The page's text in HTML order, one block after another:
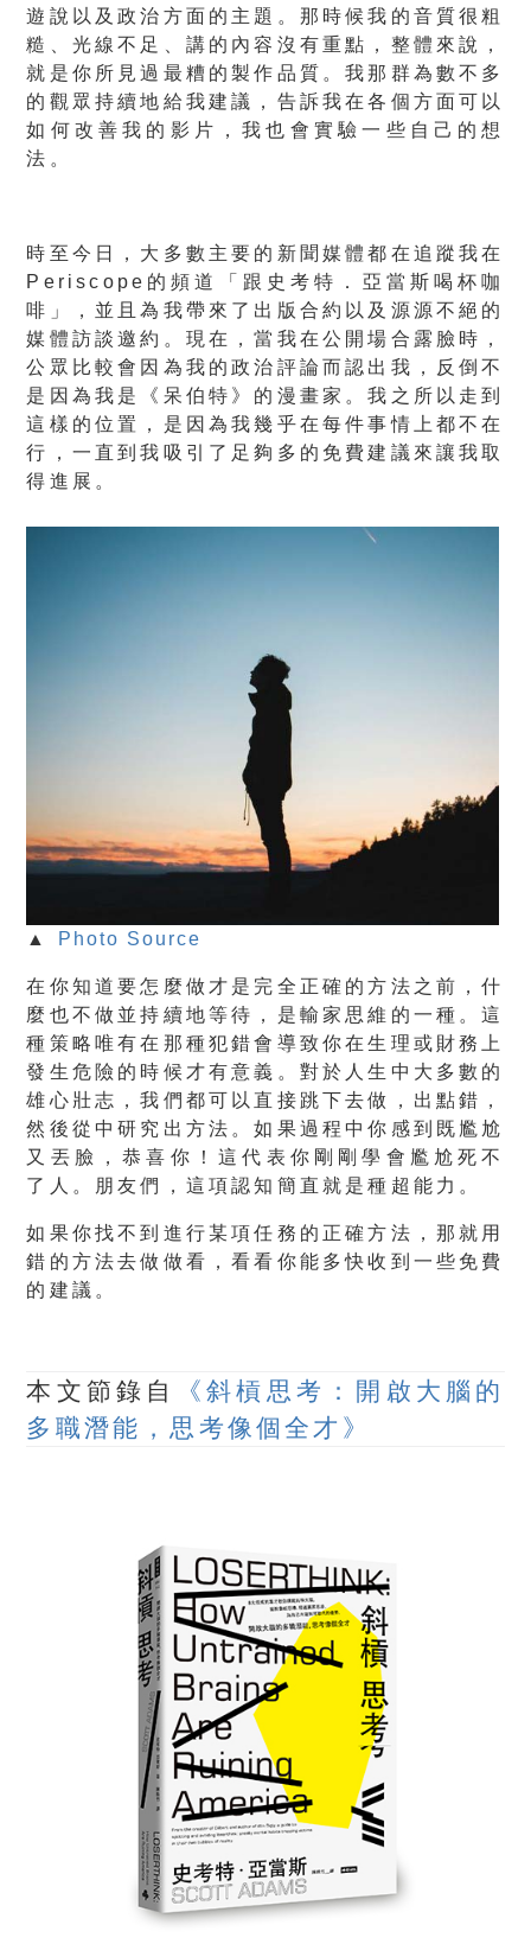
遊說以及政治方面的主題。那時候我的音質很粗
糙、光線不足、講的內容沒有重點，整體來說，
就是你所見過最糟的製作品質。我那群為數不多
的觀眾持續地給我建議，告訴我在各個方面可以
如何改善我的影片，我也會實驗一些自己的想
法。
時至今日，大多數主要的新聞媒體都在追蹤我在
Periscope的頻道「跟史考特．亞當斯喝杯咖
啡」，並且為我帶來了出版合約以及源源不絕的
媒體訪談邀約。現在，當我在公開場合露臉時，
公眾比較會因為我的政治評論而認出我，反倒不
是因為我是《呆伯特》的漫畫家。我之所以走到
這樣的位置，是因為我幾乎在每件事情上都不在
行，一直到我吸引了足夠多的免費建議來讓我取
得進展。
▲ Photo Source
在你知道要怎麼做才是完全正確的方法之前，什
麼也不做並持續地等待，是輸家思維的一種。這
種策略唯有在那種犯錯會導致你在生理或財務上
發生危險的時候才有意義。對於人生中大多數的
雄心壯志，我們都可以直接跳下去做，出點錯，
然後從中研究出方法。如果過程中你感到既尷尬
又丟臉，恭喜你！這代表你剛剛學會尷尬死不
了人。朋友們，這項認知簡直就是種超能力。
如果你找不到進行某項任務的正確方法，那就用
錯的方法去做做看，看看你能多快收到一些免費
的建議。
本文節錄自
《斜槓思考：開啟大腦的
多職潛能，思考像個全才》